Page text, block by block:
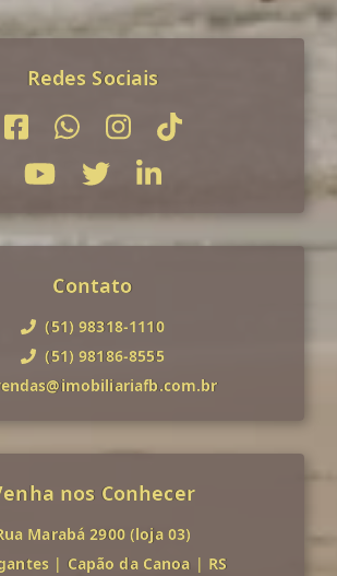
Redes Sociais
Contato
(51) 98318-1110
(51) 98186-8555
nos Conhecer
Marabá 2900 (loja 03)
| Capão da Canoa | RS